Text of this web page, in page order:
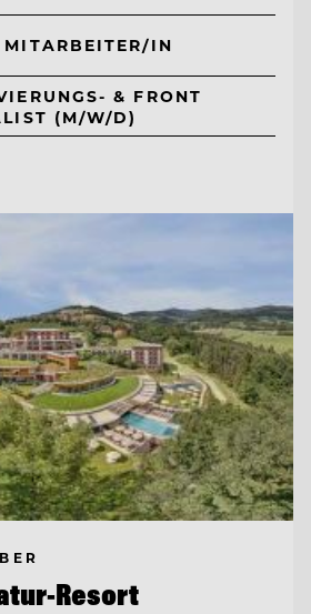
MITARBEITER/IN
& FRONT
(M/W/D)
Resort